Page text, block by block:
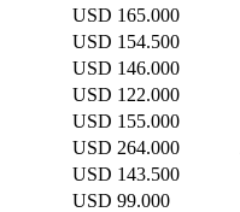
USD 165.000
USD 154.500
USD 146.000
USD 122.000
USD 155.000
USD 264.000
USD 143.500
USD 99.000